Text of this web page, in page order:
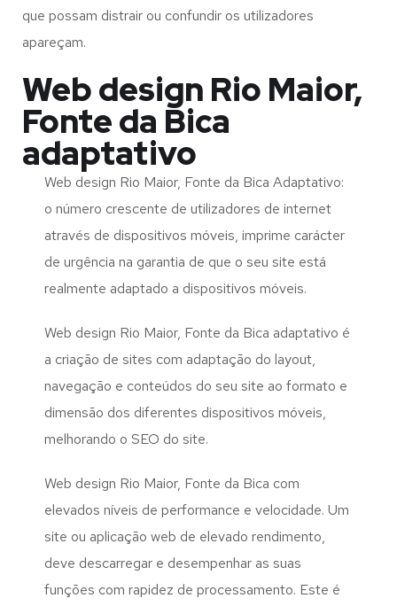
que possam distrair ou confundir os utilizadores
apareçam.
Web design Rio Maior,
Fonte da Bica
adaptativo
Web design Rio Maior, Fonte da Bica Adaptativo:
o número crescente de utilizadores de internet
através de dispositivos móveis, imprime carácter
de urgência na garantia de que o seu site está
realmente adaptado a dispositivos móveis.
Web design Rio Maior, Fonte da Bica adaptativo é
a criação de sites com adaptação do layout,
navegação e conteúdos do seu site ao formato e
dimensão dos diferentes dispositivos móveis,
melhorando o SEO do site.
Web design Rio Maior, Fonte da Bica com
elevados níveis de performance e velocidade. Um
site ou aplicação web de elevado rendimento,
deve descarregar e desempenhar as suas
funções com rapidez de processamento. Este é